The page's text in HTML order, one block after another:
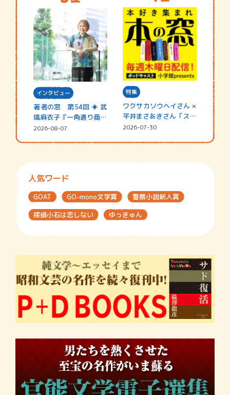
インタビュー
著者の窓 第54回 ◈ 武
塙麻衣子『一角通り商店
街の…
2026-08-07
特集
ワクサカソウヘイさん ×
平井まさあきさん「スペ
シャ…
2026-07-30
人気ワード
GOAT GO-mono文学賞
警察小説新人賞
探偵小石は恋しない
ゆっきゅん